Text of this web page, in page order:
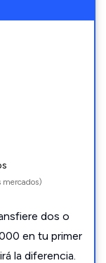
mercados)
dos o
en tu primer
la diferencia.